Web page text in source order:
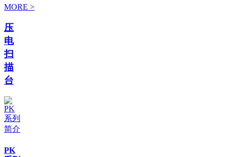
MORE >
压
电
扫
描
台
PK